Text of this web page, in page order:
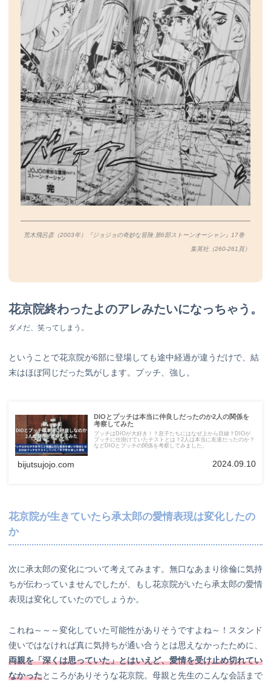
荒木飛呂彦（2003年）『ジョジョの奇妙な冒険 第6部ストーンオーシャン』17巻
集英社（260-261 頁）
花京院終わったよのアレみたいになっちゃう。
ダメだ、笑ってしまう。
ということで花京院が6部に登場しても途中経過が違うだけで、結
末はほぼ同じだった気がします。プッチ、強し。
DIOとプッチは本当に仲良しだったのか2人の関係を
考察してみた
プッチはDIOが大好き！？息子たちにはなぜ上から目線？DIOが
プッチに仕掛けていたテストとは？2人は本当に友達だったのか？
などDIOとプッチの関係を考察してみました。
bijutsujojo.com 2024.09.10
花京院が生きていたら承太郎の愛情表現は変化したの
か
次に承太郎の変化について考えてみます。無口なあまり徐倫に気持
ちが伝わっていませんでしたが、もし花京院がいたら承太郎の愛情
表現は変化していたのでしょうか。
これね～～～変化していた可能性がありそうですよね～！スタンド
使いではなければ真に気持ちが通い合うとは思えなかったために、
両親を「深くは思っていた」とはいえど、愛情を受け止め切れてい
なかったところがありそうな花京院。母親と先生のこんな会話まで